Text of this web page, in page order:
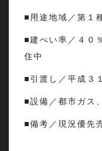
■用途地域／第１
■建ぺい率／４
住中
■引渡し／平成３
■設備／都市ガス
■備考／現況優先